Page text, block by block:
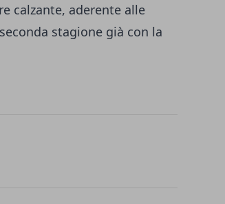
calzante, aderente alle
stagione già con la